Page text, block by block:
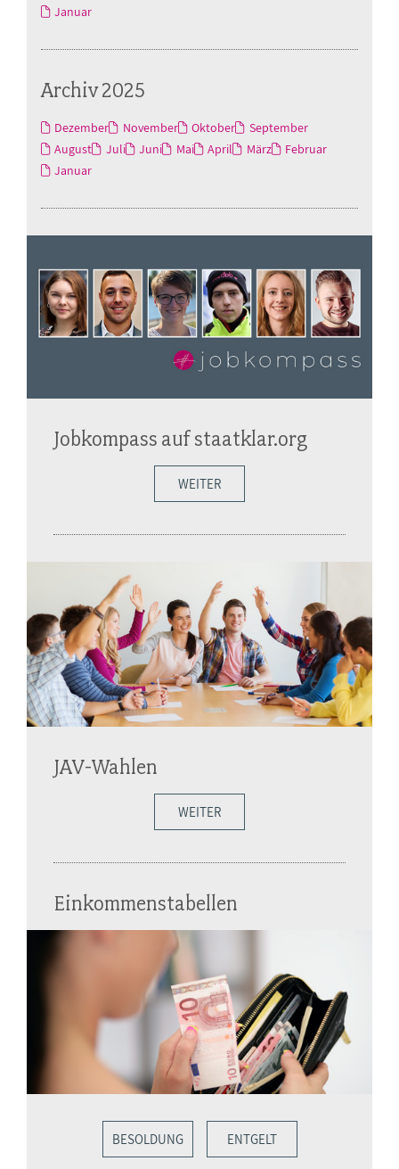
Januar
Archiv 2025
Dezember November Oktober
September
August
Juli Juni Mai April März
Februar
Januar
Jobkompass auf staatklar.org
WEITER
JAV-Wahlen
WEITER
Einkommenstabellen
BESOLDUNG ENTGELT